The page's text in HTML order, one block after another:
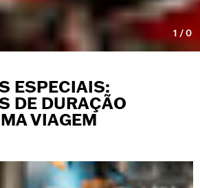
1 /0
ESPECIAIS:
DE DURAÇÃO
VIAGEM